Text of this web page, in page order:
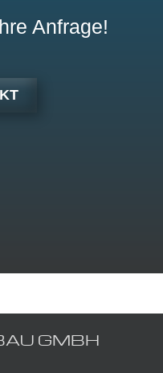
Anfrage!
GMBH